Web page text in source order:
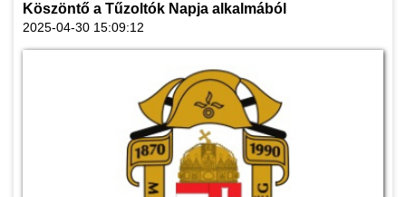
Köszöntő a Tűzoltók Napja alkalmából
2025-04-30 15:09:12